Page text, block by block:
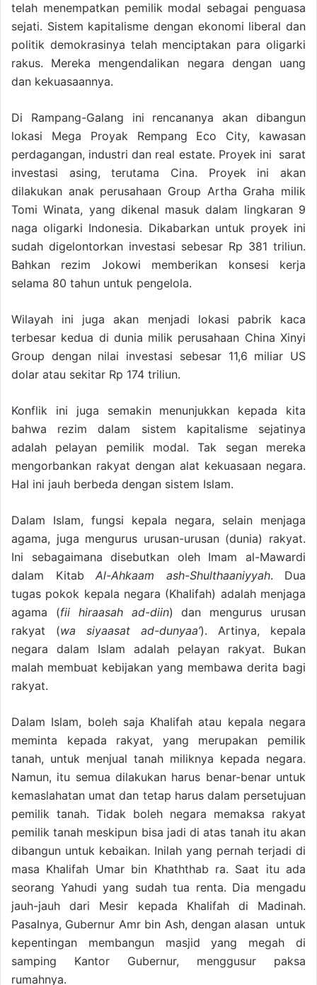
telah menempatkan pemilik modal sebagai penguasa
sejati. Sistem kapitalisme dengan ekonomi liberal dan
politik demokrasinya telah menciptakan para oligarki
rakus. Mereka mengendalikan negara dengan uang
dan kekuasaannya.
Di Rampang-Galang ini rencananya akan dibangun
lokasi Mega Proyak Rempang Eco City, kawasan
perdagangan, industri dan real estate. Proyek ini sarat
investasi asing, terutama Cina. Proyek ini akan
dilakukan anak perusahaan Group Artha Graha milik
Tomi Winata, yang dikenal masuk dalam lingkaran 9
naga oligarki Indonesia. Dikabarkan untuk proyek ini
sudah digelontorkan investasi sebesar Rp 381 triliun.
Bahkan rezim Jokowi memberikan konsesi kerja
selama 80 tahun untuk pengelola.
Wilayah ini juga akan menjadi lokasi pabrik kaca
terbesar kedua di dunia milik perusahaan China Xinyi
Group dengan nilai investasi sebesar 11,6 miliar US
dolar atau sekitar Rp 174 triliun.
Konflik ini juga semakin menunjukkan kepada kita
bahwa rezim dalam sistem kapitalisme sejatinya
adalah pelayan pemilik modal. Tak segan mereka
mengorbankan rakyat dengan alat kekuasaan negara.
Hal ini jauh berbeda dengan sistem Islam.
Dalam Islam, fungsi kepala negara, selain menjaga
agama, juga mengurus urusan-urusan (dunia) rakyat.
Ini sebagaimana disebutkan oleh Imam al-Mawardi
dalam Kitab Al-Ahkaam ash-Shulthaaniyyah. Dua
tugas pokok kepala negara (Khalifah) adalah menjaga
agama (fii hiraasah ad-diin) dan mengurus urusan
rakyat (wa siyaasat ad-dunyaa’). Artinya, kepala
negara dalam Islam adalah pelayan rakyat. Bukan
malah membuat kebijakan yang membawa derita bagi
rakyat.
Dalam Islam, boleh saja Khalifah atau kepala negara
meminta kepada rakyat, yang merupakan pemilik
tanah, untuk menjual tanah miliknya kepada negara.
Namun, itu semua dilakukan harus benar-benar untuk
kemaslahatan umat dan tetap harus dalam persetujuan
pemilik tanah. Tidak boleh negara memaksa rakyat
pemilik tanah meskipun bisa jadi di atas tanah itu akan
dibangun untuk kebaikan. Inilah yang pernah terjadi di
masa Khalifah Umar bin Khaththab ra. Saat itu ada
seorang Yahudi yang sudah tua renta. Dia mengadu
jauh-jauh dari Mesir kepada Khalifah di Madinah.
Pasalnya, Gubernur Amr bin Ash, dengan alasan untuk
kepentingan membangun masjid yang megah di
samping Kantor Gubernur, menggusur paksa
rumahnya.